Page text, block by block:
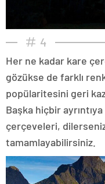
4
Her ne kadar kare
gözükse de farklı
popülaritesini geri
Başka hiçbir
çerçeveleri,
tamamlayabilirsiniz.